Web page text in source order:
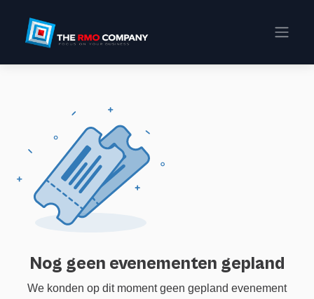
Evenementen
Nog geen evenementen gepland
We konden op dit moment geen gepland evenement